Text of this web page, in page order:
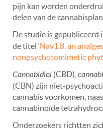
pijn kan worden
delen van de
De studie is
de titel ‘Nav1.8, an
nonpsychotomimetic
Cannabidiol (CBD),
(CBN) zijn niet-
cannabis voorkomen,
cannabinoïde
Onderzoekers richtten